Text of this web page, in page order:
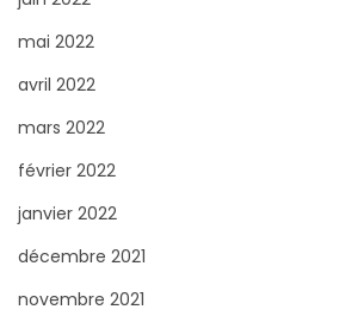
mai 2022
avril 2022
mars 2022
février 2022
janvier 2022
décembre 2021
novembre 2021